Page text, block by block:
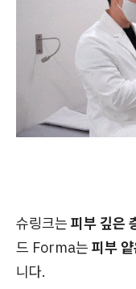
슈링크는 피부 깊은
드 Forma는 피부
니다.